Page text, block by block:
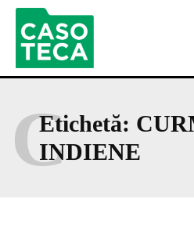
Etichetă:
INDIENE
C